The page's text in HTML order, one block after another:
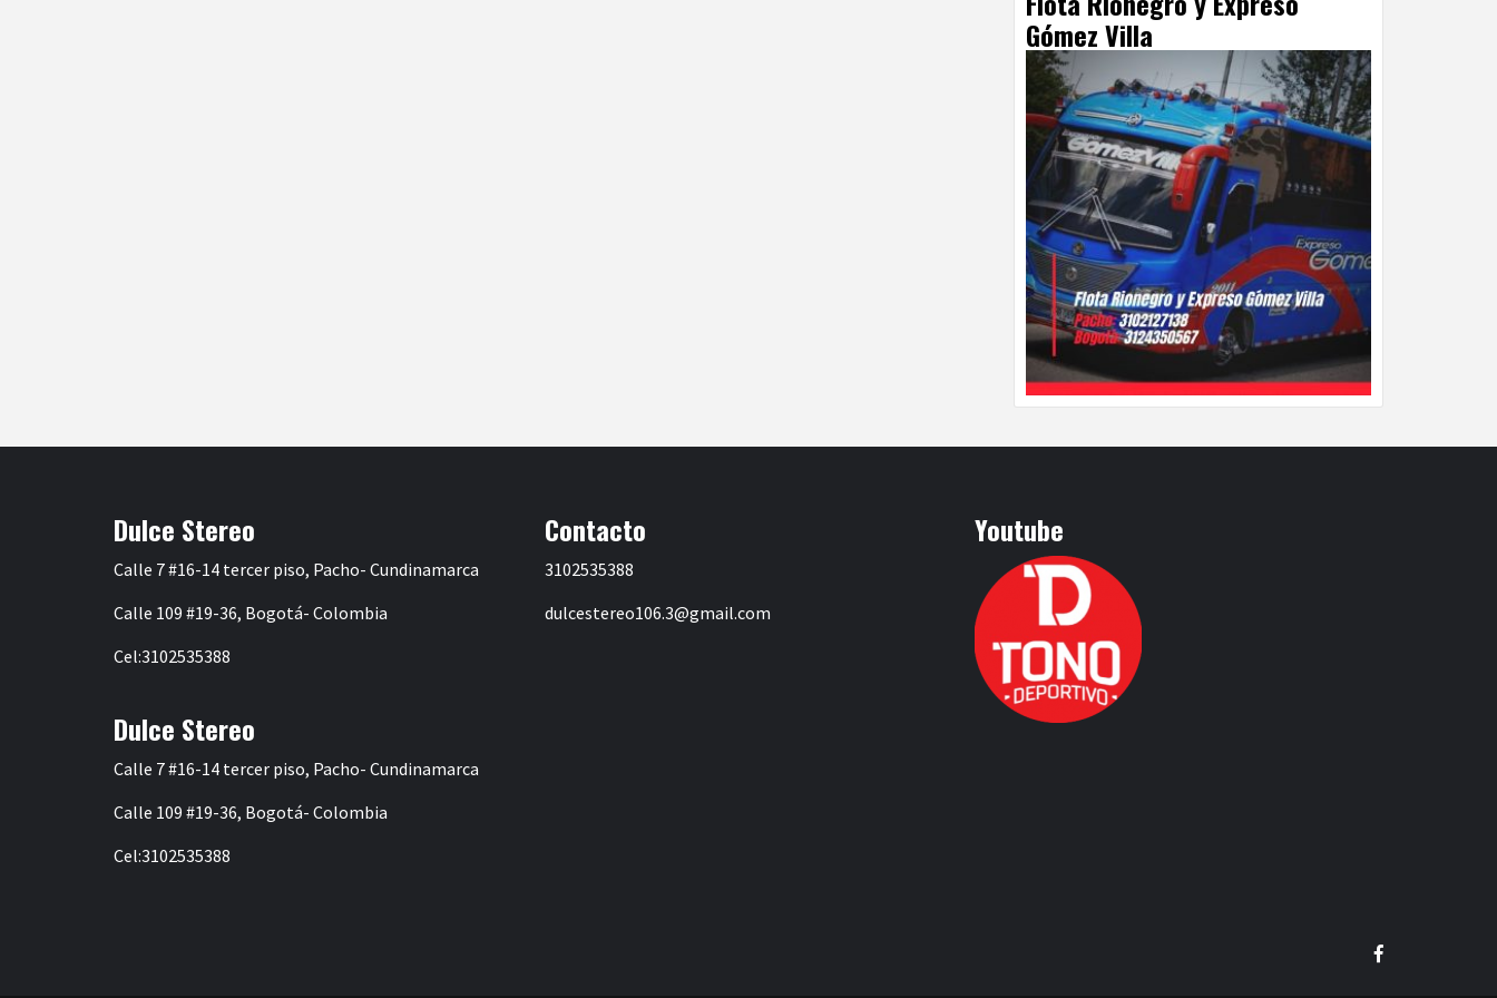
Gómez Villa
Dulce Stereo
Calle 7 #16-14 tercer piso, Pacho- Cundinamarca
Calle 109 #19-36, Bogotá- Colombia
Cel:3102535388
Dulce Stereo
Calle 7 #16-14 tercer piso, Pacho- Cundinamarca
Calle 109 #19-36, Bogotá- Colombia
Cel:3102535388
Contacto
3102535388
dulcestereo106.3@gmail.com
Youtube
Facebook